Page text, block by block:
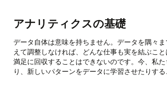
アナリティクスの基礎
データ自体は意味を持ちません。データを隅々
えて調整しなければ、どんな仕事も実を結ぶこ
満足に回収することはできないのです。今、私
り、新しいパターンをデータに学習させたりす